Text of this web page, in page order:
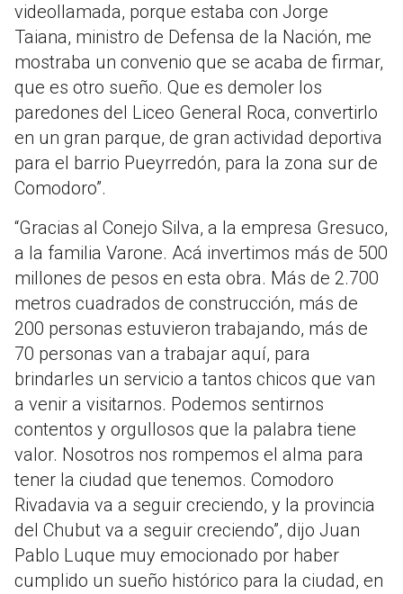
videollamada, porque estaba con Jorge
Taiana, ministro de Defensa de la Nación, me
mostraba un convenio que se acaba de firmar,
que es otro sueño. Que es demoler los
paredones del Liceo General Roca, convertirlo
en un gran parque, de gran actividad deportiva
para el barrio Pueyrredón, para la zona sur de
Comodoro”.
“Gracias al Conejo Silva, a la empresa Gresuco,
a la familia Varone. Acá invertimos más de 500
millones de pesos en esta obra. Más de 2.700
metros cuadrados de construcción, más de
200 personas estuvieron trabajando, más de
70 personas van a trabajar aquí, para
brindarles un servicio a tantos chicos que van
a venir a visitarnos. Podemos sentirnos
contentos y orgullosos que la palabra tiene
valor. Nosotros nos rompemos el alma para
tener la ciudad que tenemos. Comodoro
Rivadavia va a seguir creciendo, y la provincia
del Chubut va a seguir creciendo”, dijo Juan
Pablo Luque muy emocionado por haber
cumplido un sueño histórico para la ciudad, en